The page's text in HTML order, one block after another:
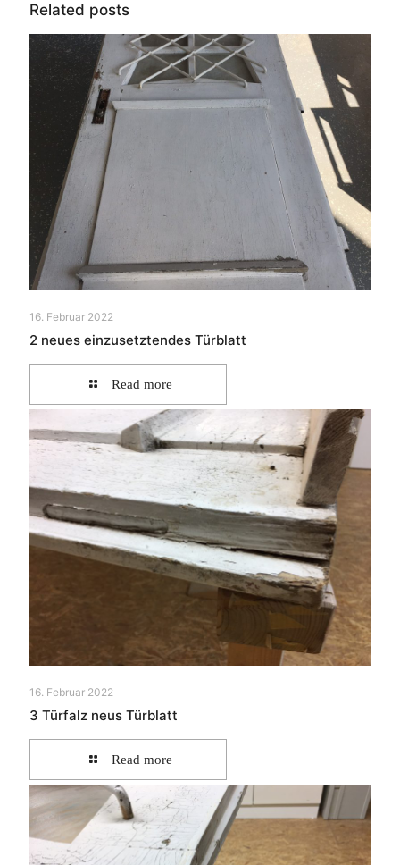
Related posts
16. Februar 2022
2 neues einzusetztendes Türblatt
Read more
16. Februar 2022
3 Türfalz neus Türblatt
Read more